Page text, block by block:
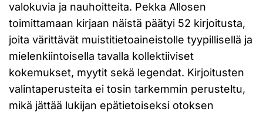
valokuvia ja nauhoitteita. Pekka Allosen
toimittamaan kirjaan näistä päätyi 52 kirjoitusta,
joita värittävät muistitietoaineistolle tyypillisellä ja
mielenkiintoisella tavalla kollektiiviset
kokemukset, myytit sekä legendat. Kirjoitusten
valintaperusteita ei tosin tarkemmin perusteltu,
mikä jättää lukijan epätietoiseksi otoksen